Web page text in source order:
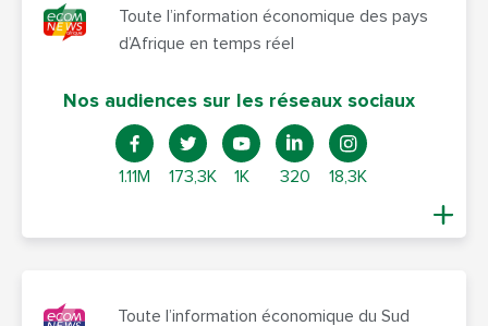
Toute l’information économique des pays
d’Afrique en temps réel
Nos audiences sur les réseaux sociaux
1.11M 173,3K 1K 320 18,3K
Toute l’information économique du Sud